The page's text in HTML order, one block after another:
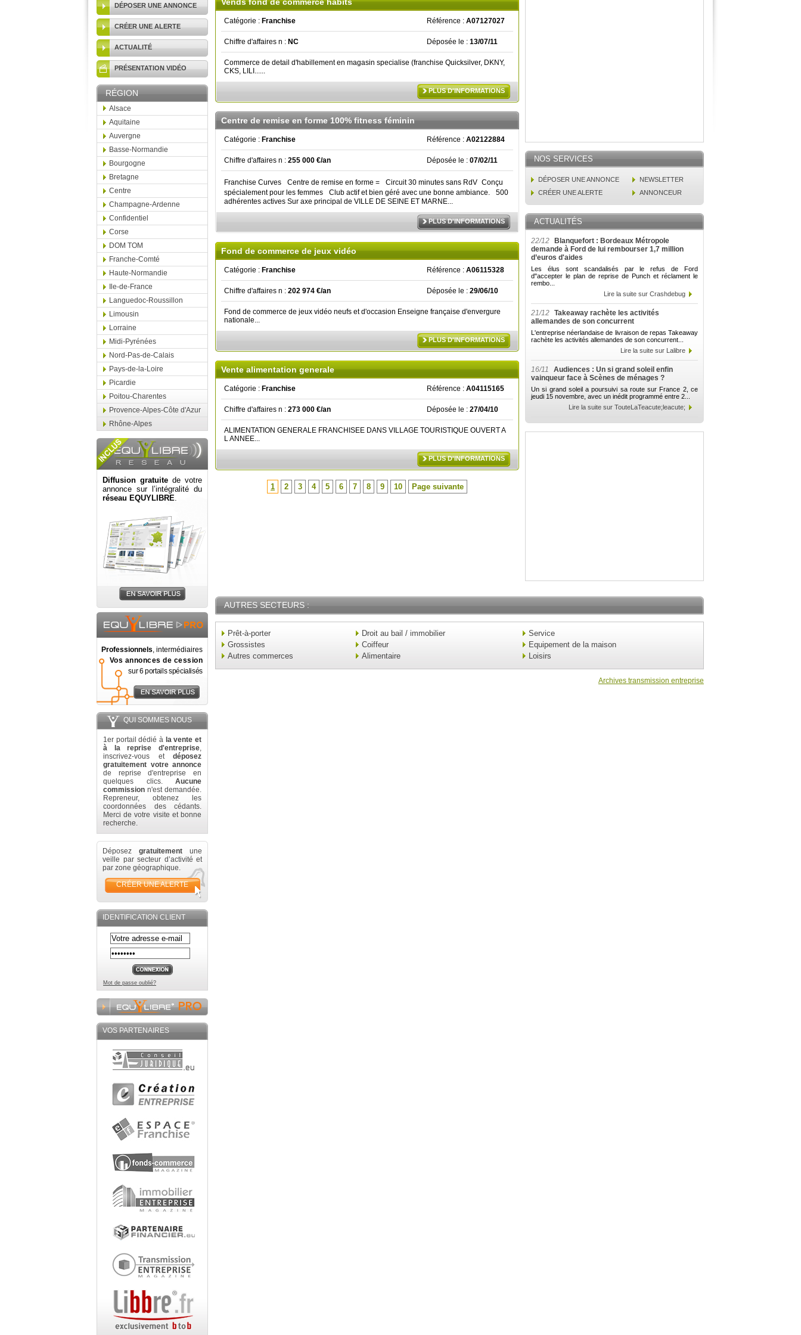
DÉPOSER UNE ANNONCE
CRÉER UNE ALERTE
ACTUALITÉ
PRÉSENTATION VIDÉO
RÉGION
Alsace
Aquitaine
Auvergne
Basse-Normandie
Bourgogne
Bretagne
Centre
Champagne-Ardenne
Confidentiel
Corse
DOM TOM
Franche-Comté
Haute-Normandie
Ile-de-France
Languedoc-Roussillon
Limousin
Lorraine
Midi-Pyrénées
Nord-Pas-de-Calais
Pays-de-la-Loire
Picardie
Poitou-Charentes
Provence-Alpes-Côte d'Azur
Rhône-Alpes
Diffusion gratuite de votre
annonce sur l’intégralité du
réseau EQUYLIBRE.
Professionnels, intermédiaires
Vos annonces de cession
sur 6 portails spécialisés
QUI SOMMES NOUS
1er portail dédié à la vente et
à la reprise d'entreprise,
inscrivez-vous et déposez
gratuitement votre annonce
de reprise d'entreprise en
quelques clics. Aucune
commission n'est demandée.
Repreneur, obtenez les
coordonnées des cédants.
Merci de votre visite et bonne
recherche.
Déposez gratuitement une
veille par secteur d’activité et
par zone géographique.
CRÉER UNE ALERTE
IDENTIFICATION CLIENT
Mot de passe oublié?
VOS PARTENAIRES
Catégorie : Franchise Référence : A07127027
Chiffre d'affaires n : NC Déposée le : 13/07/11
Commerce de detail d'habillement en magasin specialise (franchise Quicksilver, DKNY,
CKS, LILI......
PLUS D'INFORMATIONS
Centre de remise en forme 100% fitness féminin
Catégorie : Franchise Référence : A02122884
Chiffre d'affaires n : 255 000 €/an Déposée le : 07/02/11
Franchise Curves Centre de remise en forme = Circuit 30 minutes sans RdV Conçu
spécialement pour les femmes Club actif et bien géré avec une bonne ambiance. 500
adhérentes actives Sur axe principal de VILLE DE SEINE ET MARNE...
PLUS D'INFORMATIONS
Fond de commerce de jeux vidéo
Catégorie : Franchise Référence : A06115328
Chiffre d'affaires n : 202 974 €/an Déposée le : 29/06/10
Fond de commerce de jeux vidéo neufs et d'occasion Enseigne française d'envergure
nationale...
PLUS D'INFORMATIONS
Vente alimentation generale
Catégorie : Franchise Référence : A04115165
Chiffre d'affaires n : 273 000 €/an Déposée le : 27/04/10
ALIMENTATION GENERALE FRANCHISEE DANS VILLAGE TOURISTIQUE OUVERT A
L ANNEE...
PLUS D'INFORMATIONS
1 2 3 4 5 6 7 8 9 10 Page suivante
NOS SERVICES
DÉPOSER UNE ANNONCE
NEWSLETTER
CRÉER UNE ALERTE
ANNONCEUR
ACTUALITÉS
22/12
Blanquefort : Bordeaux Métropole
demande à Ford de lui rembourser 1,7 million
d’euros d'aides
Les élus sont scandalisés par le refus de Ford
d"accepter le plan de reprise de Punch et réclament le
rembo...
Lire la suite sur Crashdebug
21/12 Takeaway rachète les activités
allemandes de son concurrent
L'entreprise néerlandaise de livraison de repas Takeaway
rachète les activités allemandes de son concurrent...
Lire la suite sur Lalibre
16/11
Audiences : Un si grand soleil enfin
vainqueur face à Scènes de ménages ?
Un si grand soleil a poursuivi sa route sur France 2, ce
jeudi 15 novembre, avec un inédit programmé entre 2...
Lire la suite sur TouteLaTeacute;leacute;
AUTRES SECTEURS :
Prêt-à-porter
Grossistes
Autres commerces
Droit au bail / immobilier
Coiffeur
Alimentaire
Service
Equipement de la maison
Loisirs
Archives transmission entreprise